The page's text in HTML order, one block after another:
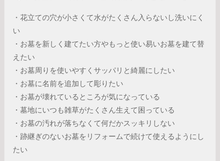
・花立ての穴が小さくて水がたくさん入らないし洗いにく
い
・お墓を新しく建てたい方やもっと使い易いお墓を建て替
えたい
・お墓周りを使いやすくサッパリと綺麗にしたい
・お墓に名前を追加して彫りたい
・お墓が壊れているところが気になっている
・墓地にいつも雑草がたくさん生えて困っている
・お墓の汚れが落ちなくて何だかスッキリしない
・跡継ぎのないお墓をリフォームで続けて使えるようにし
たい